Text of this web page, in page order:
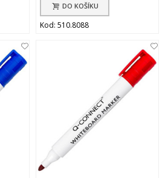
DO KOŠÍKU
Kod: 510.8088